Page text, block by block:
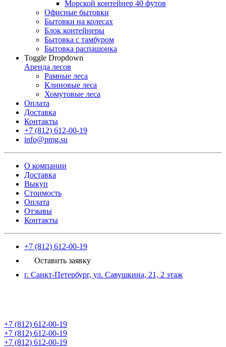
Морской контейнер 40 футов
Офисные бытовки
Бытовки на колесах
Блок контейнеры
Бытовка с тамбуром
Бытовка распашонка
Toggle Dropdown
Аренда лесов
Рамные леса
Клиновые леса
Хомутовые леса
Оплата
Доставка
Контакты
+7 (812) 612-00-19
info@pmg.su
О компании
Доставка
Выкуп
Стоимость
Оплата
Отзывы
Контакты
+7 (812) 612-00-19
Оставить заявку
г. Санкт-Петербург, ул. Савушкина, 21, 2 этаж
+7 (812) 612-00-19
+7 (812) 612-00-19
+7 (812) 612-00-19